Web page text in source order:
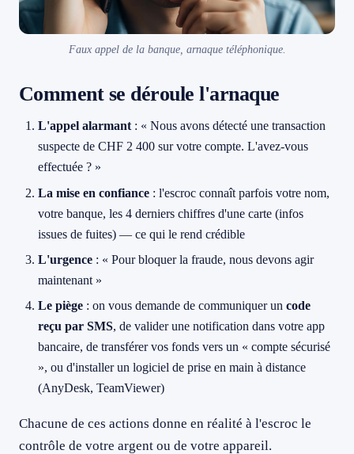
Faux appel de la banque, arnaque téléphonique.
Comment se déroule l'arnaque
L'appel alarmant : « Nous avons détecté une transaction
suspecte de CHF 2 400 sur votre compte. L'avez-vous
effectuée ? »
La mise en confiance : l'escroc connaît parfois votre nom,
votre banque, les 4 derniers chiffres d'une carte (infos
issues de fuites) — ce qui le rend crédible
L'urgence : « Pour bloquer la fraude, nous devons agir
maintenant »
Le piège : on vous demande de communiquer un code
reçu par SMS, de valider une notification dans votre app
bancaire, de transférer vos fonds vers un « compte sécurisé
», ou d'installer un logiciel de prise en main à distance
(AnyDesk, TeamViewer)
Chacune de ces actions donne en réalité à l'escroc le
contrôle de votre argent ou de votre appareil.